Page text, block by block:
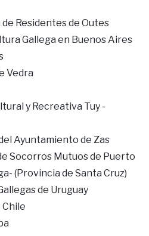
Residentes de Outes
Gallega en Buenos Aires
Vedra
y Recreativa Tuy -
Ayuntamiento de Zas
Socorros Mutuos de Puerto
(Provincia de Santa Cruz)
de Uruguay
Chile